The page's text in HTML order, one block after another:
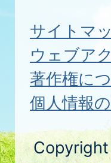
サイトマ
ウェブア
著作権に
個人情報